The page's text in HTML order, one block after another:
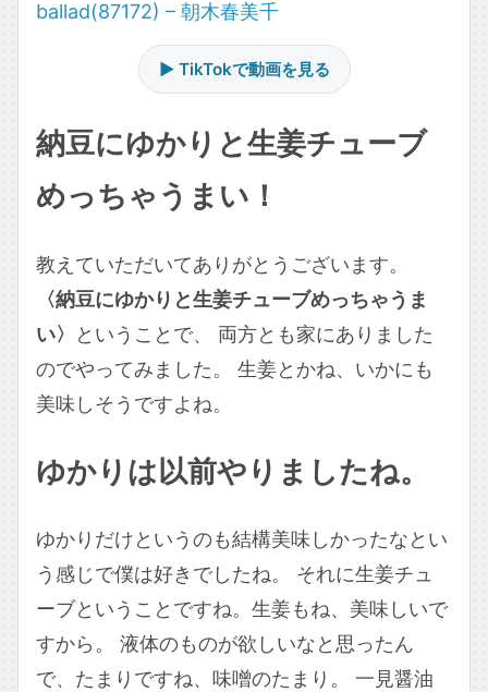
ballad(87172) – 朝木春美千
▶ TikTokで動画を見る
納豆にゆかりと生姜チューブ
めっちゃうまい！
教えていただいてありがとうございます。
〈納豆にゆかりと生姜チューブめっちゃうま
い〉
ということで、 両方とも家にありました
のでやってみました。 生姜とかね、いかにも
美味しそうですよね。
ゆかりは以前やりましたね。
ゆかりだけというのも結構美味しかったなとい
う感じで僕は好きでしたね。 それに生姜チュ
ーブということですね。生姜もね、美味しいで
すから。 液体のものが欲しいなと思ったん
で、たまりですね、味噌のたまり。 一見醤油